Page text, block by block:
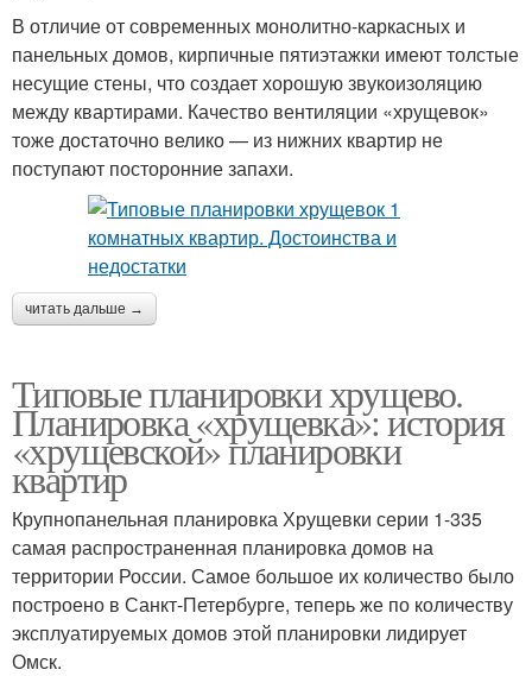
В отличие от современных монолитно-каркасных и
панельных домов, кирпичные пятиэтажки имеют толстые
несущие стены, что создает хорошую звукоизоляцию
между квартирами. Качество вентиляции «хрущевок»
тоже достаточно велико — из нижних квартир не
поступают посторонние запахи.
читать дальше →
Типовые планировки хрущево.
Планировка «хрущевка»: история
«хрущевской» планировки
квартир
Крупнопанельная планировка Хрущевки серии 1-335
самая распространенная планировка домов на
территории России. Самое большое их количество было
построено в Санкт-Петербурге, теперь же по количеству
эксплуатируемых домов этой планировки лидирует
Омск.